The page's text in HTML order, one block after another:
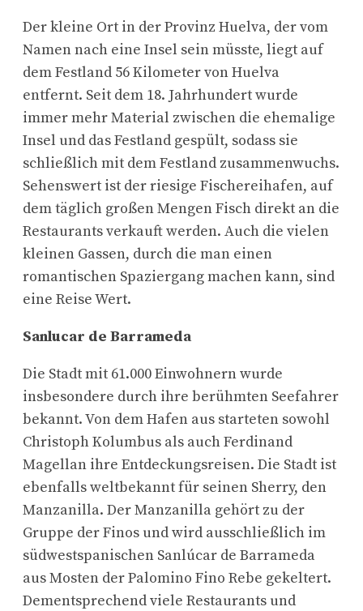
Der kleine Ort in der Provinz Huelva, der vom
Namen nach eine Insel sein müsste, liegt auf
dem Festland 56 Kilometer von Huelva
entfernt. Seit dem 18. Jahrhundert wurde
immer mehr Material zwischen die ehemalige
Insel und das Festland gespült, sodass sie
schließlich mit dem Festland zusammenwuchs.
Sehenswert ist der riesige Fischereihafen, auf
dem täglich großen Mengen Fisch direkt an die
Restaurants verkauft werden. Auch die vielen
kleinen Gassen, durch die man einen
romantischen Spaziergang machen kann, sind
eine Reise Wert.
Sanlucar de Barrameda
Die Stadt mit 61.000 Einwohnern wurde
insbesondere durch ihre berühmten Seefahrer
bekannt. Von dem Hafen aus starteten sowohl
Christoph Kolumbus als auch Ferdinand
Magellan ihre Entdeckungsreisen. Die Stadt ist
ebenfalls weltbekannt für seinen Sherry, den
Manzanilla. Der Manzanilla gehört zu der
Gruppe der Finos und wird ausschließlich im
südwestspanischen Sanlúcar de Barrameda
aus Mosten der Palomino Fino Rebe gekeltert.
Dementsprechend viele Restaurants und